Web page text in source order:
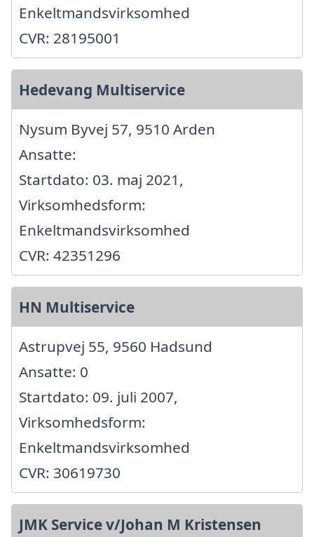
Enkeltmandsvirksomhed
CVR: 28195001
Hedevang Multiservice
Nysum Byvej 57, 9510 Arden
Ansatte:
Startdato: 03. maj 2021,
Virksomhedsform:
Enkeltmandsvirksomhed
CVR: 42351296
HN Multiservice
Astrupvej 55, 9560 Hadsund
Ansatte: 0
Startdato: 09. juli 2007,
Virksomhedsform:
Enkeltmandsvirksomhed
CVR: 30619730
JMK Service v/Johan M Kristensen